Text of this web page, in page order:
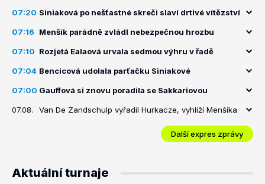
07:20 Siniaková po nešťastné skreči slaví drtivé vítězství
07:16 Menšík parádně zvládl nebezpečnou hrozbu
07:10 Rozjetá Ealaová urvala sedmou výhru v řadě
07:04 Bencicová udolala parťačku Siniakové
07:00 Gauffová si znovu poradila se Sakkariovou
07.08. Van De Zandschulp vyřadil Hurkacze, vyhlíží Menšíka
Další expres zprávy
Aktuální turnaje